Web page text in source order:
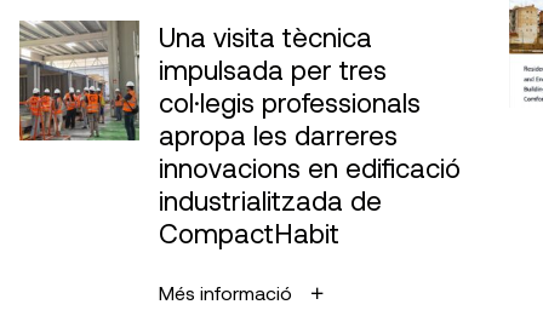
Una visita tècnica
impulsada per tres
col·legis professionals
apropa les darreres
innovacions en edificació
industrialitzada de
CompactHabit
Més informació